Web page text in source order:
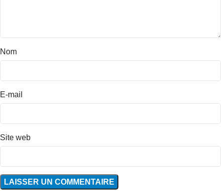
Nom
E-mail
Site web